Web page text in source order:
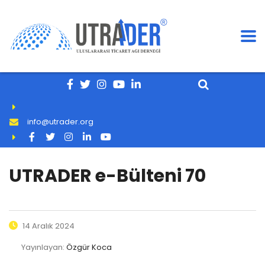
info@utrader.org
UTRADER e-Bülteni 70
14 Aralık 2024
Yayınlayan: Özgür Koca